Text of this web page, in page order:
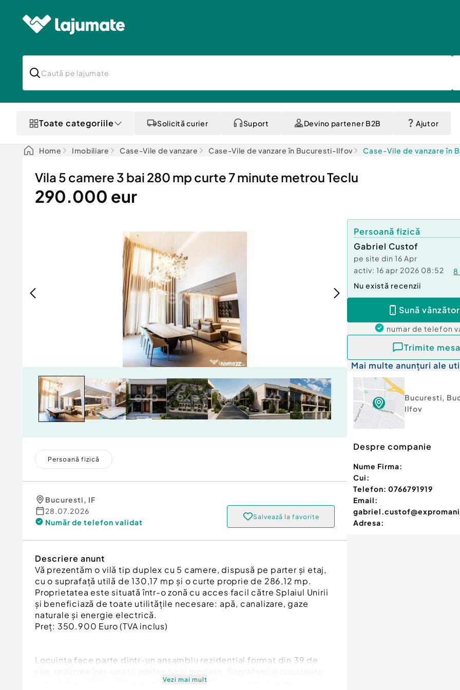
Toate categoriile Solicită curier Suport Devino partener B2B Ajutor
Home Imobiliare Case-Vile de vanzare Case-Vile de vanzare în Bucuresti-Ilfov Case-Vile de vanzare în
Vila 5 camere 3 bai 280 mp curte 7 minute metrou Teclu
290.000 eur
Persoană fizică
Bucuresti, IF
28.07.2026
Număr de telefon validat
Salvează la favorite
Descriere anunt
Vă prezentăm o vilă tip duplex cu 5 camere, dispusă pe parter și etaj,
cu o suprafață utilă de 130,17 mp și o curte proprie de 286,12 mp.
Proprietatea este situată într-o zonă cu acces facil către Splaiul Unirii
și beneficiază de toate utilitățile necesare: apă, canalizare, gaze
naturale și energie electrică.
Preț: 350.900 Euro (TVA inclus)
Locuința face parte dintr-un ansamblu rezidențial format din 39 de
variază între 130 și 170 mp, iar terenurile individuale au dimensiuni
Vezi mai mult
Persoană fizică
Gabriel Custof
pe site din 16 Apr
activ: 16 apr 2026 08:52
8
Nu există recenzii
Sună
numar de telefon
Trimite
Mai multe anunțuri ale
Bucuresti,
Ilfov
Despre companie
Nume Firma:
Cui:
Telefon: 0766791919
Email:
Adresa: